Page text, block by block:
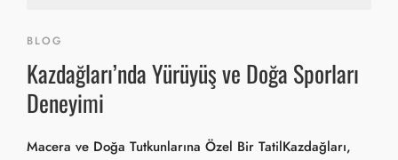
BLOG
Kazdağları’nda Yürüyüş ve Doğa Sporları
Deneyimi
Macera ve Doğa Tutkunlarına Özel Bir TatilKazdağları,